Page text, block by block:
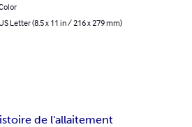
US Letter (8.5 x 11 in / 216 x 279 mm)
de l'allaitement